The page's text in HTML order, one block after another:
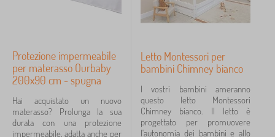
Protezione impermeabile
per materasso Ourbaby
200x90 cm - spugna
Hai acquistato un nuovo
materasso? Prolunga la sua
durata con una protezione
impermeabile, adatta anche per
Letto Montessori per
bambini Chimney bianco
I vostri bambini ameranno
questo letto Montessori
Chimney bianco. Il letto è
progettato per promuovere
l'autonomia dei bambini e allo